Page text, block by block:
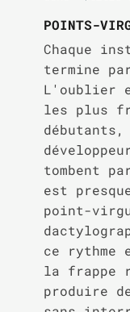
POINTS-
Chaque
termine
L'oublier
les plus
débutants,
tombent
est
point-
ce rythme
la frappe
produire